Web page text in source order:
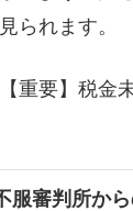
られます。
重要】税金
服審判所か